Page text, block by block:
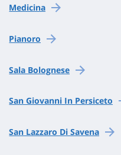
Medicina
Pianoro
Sala Bolognese
San Giovanni In Persiceto
San Lazzaro Di Savena